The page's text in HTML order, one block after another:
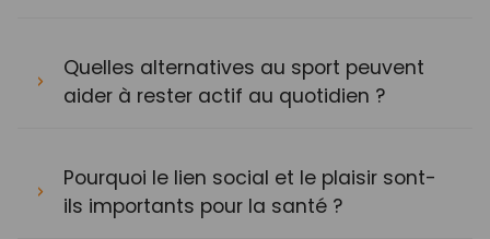
Quelles alternatives au sport peuvent
aider à rester actif au quotidien ?
Pourquoi le lien social et le plaisir sont-
ils importants pour la santé ?